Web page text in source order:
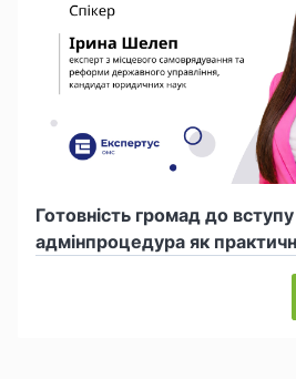
Готовність громад до
адмінпроцедура як